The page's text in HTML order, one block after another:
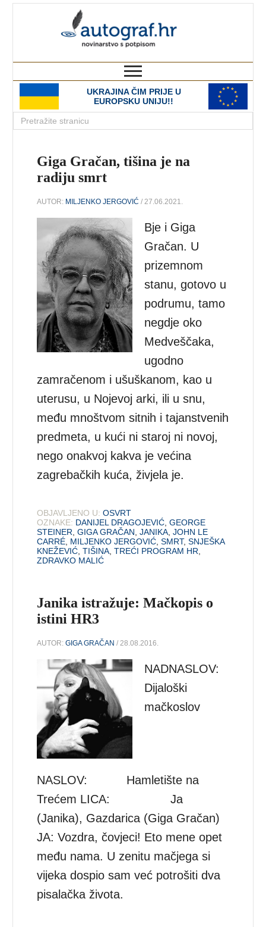
UKRAJINA ČIM PRIJE U
EUROPSKU UNIJU!!
Giga Gračan, tišina je na
radiju smrt
AUTOR: MILJENKO JERGOVIĆ / 27.06.2021.
Bje i Giga
Gračan. U
prizemnom
stanu, gotovo u
podrumu, tamo
negdje oko
Medveščaka,
ugodno
zamračenom i ušuškanom, kao u
uterusu, u Nojevoj arki, ili u snu,
među mnoštvom sitnih i tajanstvenih
predmeta, u kući ni staroj ni novoj,
nego onakvoj kakva je većina
zagrebačkih kuća, živjela je.
OBJAVLJENO U: OSVRT
OZNAKE: DANIJEL DRAGOJEVIĆ ,GEORGE
STEINER ,GIGA GRAČAN ,JANIKA ,JOHN LE
CARRÉ MILJENKO JERGOVIĆ ,SMRT,SNJEŠKA
KNEŽEVIĆ ,TIŠINA ,TREĆI PROGRAM HR
ZDRAVKO MALIĆ
Janika istražuje: Mačkopis o
istini HR3
AUTOR:GIGA GRAČAN / 28.08.2016.
NADNASLOV:
Dijaloški
mačkoslov
NASLOV: Hamletište na
Trećem LICA: Ja
(Janika), Gazdarica (Giga Gračan)
JA: Vozdra, čovjeci! Eto mene opet
među nama. U zenitu mačjega si
vijeka dospio sam već potrošiti dva
pisalačka života.